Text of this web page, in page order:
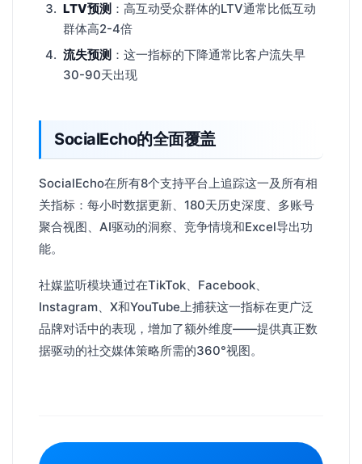
LTV预测 ：高互动受众群体的LTV通常比低互动
群体高2-4倍
流失预测 ：这一指标的下降通常比客户流失早
30-90天出现
SocialEcho的全面覆盖
SocialEcho在所有8个支持平台上追踪这一及所有相
关指标：每小时数据更新、180天历史深度、多账号
聚合视图、AI驱动的洞察、竞争情境和Excel导出功
能。
社媒监听模块通过在TikTok、Facebook、
Instagram、X和YouTube上捕获这一指标在更广泛
品牌对话中的表现，增加了额外维度——提供真正数
据驱动的社交媒体策略所需的360°视图。